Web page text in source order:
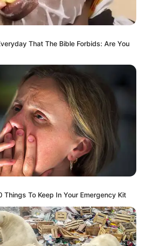
et Analyse du QUINTÉ
du 6 Juin 2025 à
That The Bible Forbids: Are You
Things To Keep In Your Emergency Kit